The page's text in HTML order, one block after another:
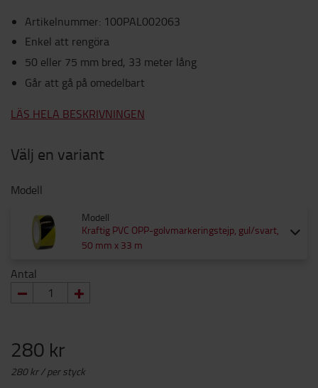
Artikelnummer: 100PAL002063
Enkel att rengöra
50 eller 75 mm bred, 33 meter lång
Går att gå på omedelbart
LÄS HELA BESKRIVNINGEN
Välj en variant
Modell
Modell
Kraftig PVC OPP-golvmarkeringstejp, gul/svart,
50 mm x 33 m
Antal
280 kr
280 kr / per styck